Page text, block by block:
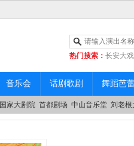
热门搜索： 长安大
|中山音乐堂
音乐会 话剧歌剧 舞蹈芭
国家大剧院 首都剧场 中山音乐堂 刘老根